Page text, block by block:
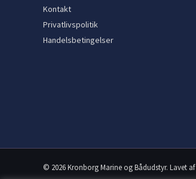
Kontakt
Privatlivspolitik
Handelsbetingelser
© 2026 Kronborg Marine og Bådudstyr. Lavet af